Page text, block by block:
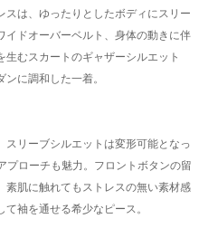
スは、ゆったりとしたボディにスリー
イドオーバーベルト、身体の動きに伴
むスカートのギャザーシルエット
に調和した一着。
スリーブシルエットは変形可能となっ
プローチも魅力。フロントボタンの留
素肌に触れてもストレスの無い素材感
袖を通せる希少なピース。